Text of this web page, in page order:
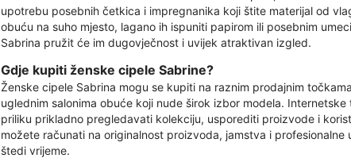
upotrebu posebnih četkica i impregnanika koji štite materijal od
obuću na suho mjesto, lagano ih ispuniti papirom ili posebnim
Sabrina pružit će im dugovječnost i uvijek atraktivan izgled.
Gdje kupiti ženske cipele Sabrine?
Ženske cipele Sabrina mogu se kupiti na raznim prodajnim
uglednim salonima obuće koji nude širok izbor modela.
priliku prikladno pregledavati kolekciju, usporediti proizvode i
možete računati na originalnost proizvoda, jamstva i
štedi vrijeme.